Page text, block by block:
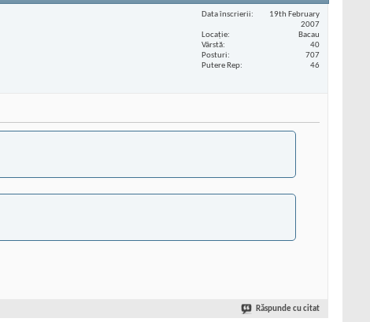
Data înscrierii
19th February
2007
Locaţie
Bacau
Vârstă
40
Posturi
707
Putere Rep
46
Răspunde cu citat